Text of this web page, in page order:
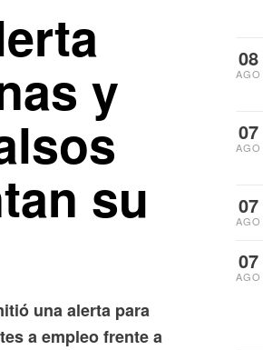
y
su
una alerta para
a empleo frente a
08
AGO
07
AGO
07
AGO
07
AGO